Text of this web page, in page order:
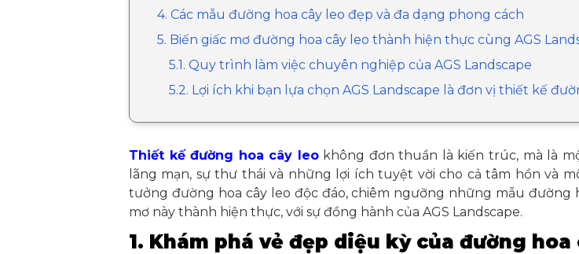
4. Các mẫu đường hoa cây leo đẹp và đa dạng phong cách
5. Biến giấc mơ đường hoa cây leo thành hiện thực cùng AGS
5.1. Quy trình làm việc chuyên nghiệp của AGS Landscape
5.2. Lợi ích khi bạn lựa chọn AGS Landscape là đơn vị thiết kế
Thiết kế đường hoa cây leokhông đơn thuần là kiến trúc, mà là
lãng mạn, sự thư thái và những lợi ích tuyệt vời cho cả tâm hồn và
tưởng đường hoa cây leo độc đáo, chiêm ngưỡng những mẫu đường
mơ này thành hiện thực, với sự đồng hành của AGS Landscape.
1. Khám phá vẻ đẹp diệu kỳ của đường hoa